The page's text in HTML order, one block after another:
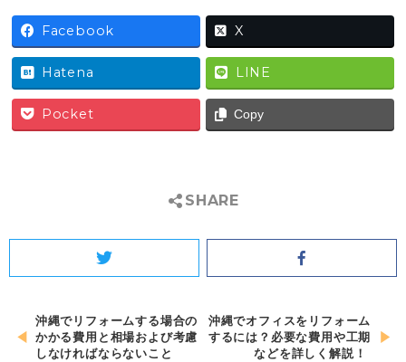
Facebook X
Hatena LINE
Pocket Copy
SHARE
Twitter
稿
沖縄でリフォームする場合の
かかる費用と相場および考慮
しなければならないこと
沖縄でオフィスをリフォーム
するには？必要な費用や工期
などを詳しく解説！